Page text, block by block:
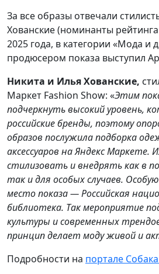
За все образы отвечали
Хованские (номинанты
2025 года, в категории «Мода и
продюсером показа выступил
Никита и Илья Хованские,
Маркет Fashion Show: «Этим
подчеркнуть высокий уровень,
российские бренды, поэтому
образов послужила подборка
аксессуаров на Яндекс Маркете.
стилизовать и внедрять как в
так и для особых случаев.
место показа — Российская
библиотека. Так мероприятие
культуры и современных
принцип делает моду живой и
Подробности на портале